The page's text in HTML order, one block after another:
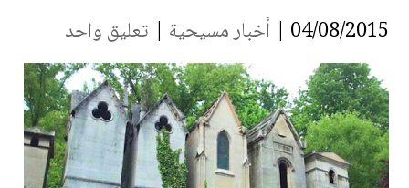
04/08/2015 | أخبار مسيحية | تعليق واحد